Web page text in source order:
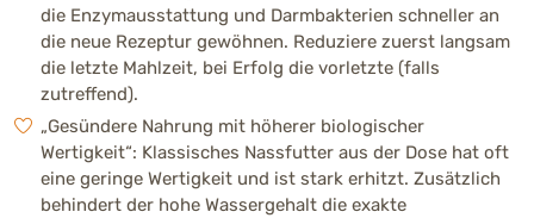
die Enzymausstattung und Darmbakterien schneller an
die neue Rezeptur gewöhnen. Reduziere zuerst langsam
die letzte Mahlzeit, bei Erfolg die vorletzte (falls
zutreffend).
„Gesündere Nahrung mit höherer biologischer
Wertigkeit“: Klassisches Nassfutter aus der Dose hat oft
eine geringe Wertigkeit und ist stark erhitzt. Zusätzlich
behindert der hohe Wassergehalt die exakte